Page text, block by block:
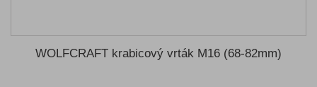
WOLFCRAFT krabicový vrták M16 (68-82mm)